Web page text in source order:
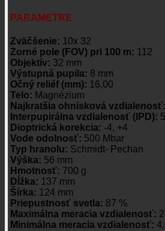
PARAMETRE
Zväčšenie: 10x 32
Zorné pole (FOV) pri 100 m: 112
Objektív: 32 mm
Výstupná pupila: 8 mm
Očný reliéf (mm): 16,00
Telo: Magnézium
Najkratšia ohnisková vzdialenosť:
Interpupirálna vzdialenosť (IPD):
Dioptrická korekcia: -4, +4
Vode odolnosť: 500 Mbar
Typ hranolu: Schmidt- Pechan
Výška: 56 mm
Hmotnosť: 700 g
Dĺžka: 137 mm
Šírka: 124 mm
Priepustnosť svetla: 87 %
Maximálna meracia vzdialenosť:
Minimálna meracia vzdialenosť: